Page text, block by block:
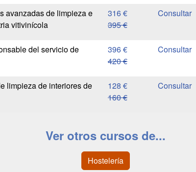
avanzadas de limpieza e
vitivinícola
316 €
395 €
del servicio de
396 €
420 €
limpieza de interiores de
128 €
160 €
Ver otros cursos de...
Hostelería